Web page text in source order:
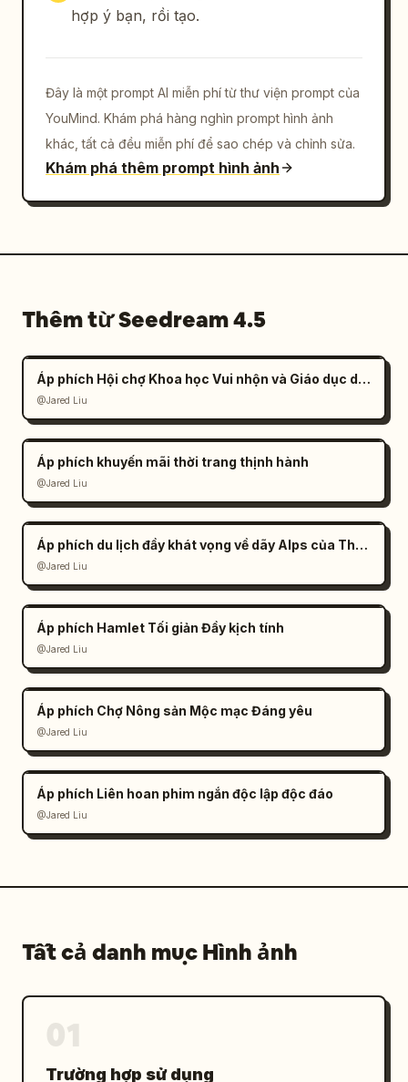
hợp ý bạn, rồi tạo.
Đây là một prompt AI miễn phí từ thư viện prompt của
YouMind. Khám phá hàng nghìn prompt hình ảnh
khác, tất cả đều miễn phí để sao chép và chỉnh sửa.
Khám phá thêm prompt hình ảnh
Thêm từ Seedream 4.5
Áp phích Hội chợ Khoa học Vui nhộn và Giáo dục dành cho Trẻ em
@Jared Liu
Áp phích khuyến mãi thời trang thịnh hành
@Jared Liu
Áp phích du lịch đầy khát vọng về dãy Alps của Thụy Sĩ
@Jared Liu
Áp phích Hamlet Tối giản Đầy kịch tính
@Jared Liu
Áp phích Chợ Nông sản Mộc mạc Đáng yêu
@Jared Liu
Áp phích Liên hoan phim ngắn độc lập độc đáo
@Jared Liu
Tất cả danh mục Hình ảnh
Trường hợp sử dụng